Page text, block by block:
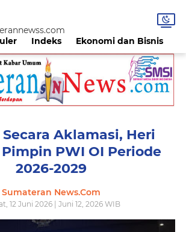
Indeks Ekonomi dan Bisnis
Aklamasi, Heri
PWI OI Periode
2026-2029
Sumateran News.Com
12 Juni 2026 | Juni 12, 2026 WIB